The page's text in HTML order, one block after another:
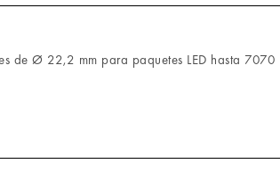
de Ø 22,2 mm para paquetes LED hasta 7070